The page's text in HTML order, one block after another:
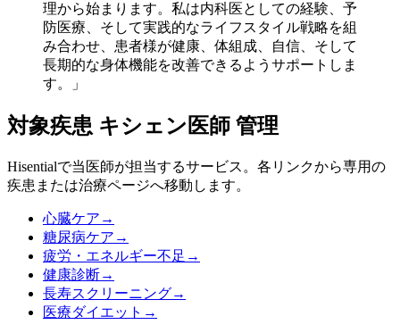
理から始まります。私は内科医としての経験、予
防医療、そして実践的なライフスタイル戦略を組
み合わせ、患者様が健康、体組成、自信、そして
長期的な身体機能を改善できるようサポートしま
す。」
対象疾患 キシェン医師 管理
Hisentialで当医師が担当するサービス。各リンクから専用の
疾患または治療ページへ移動します。
心臓ケア →
糖尿病ケア →
疲労・エネルギー不足 →
健康診断→
長寿スクリーニング→
医療ダイエット →